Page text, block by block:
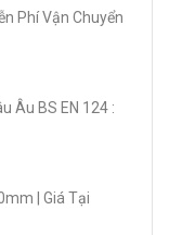
Phí Vận Chuyển
Âu BS EN 124 :
| Giá Tại